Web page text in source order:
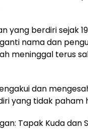
yang berdiri sejak
nama dan
meninggal terus
dan
yang tidak paham
Tapak Kuda dan